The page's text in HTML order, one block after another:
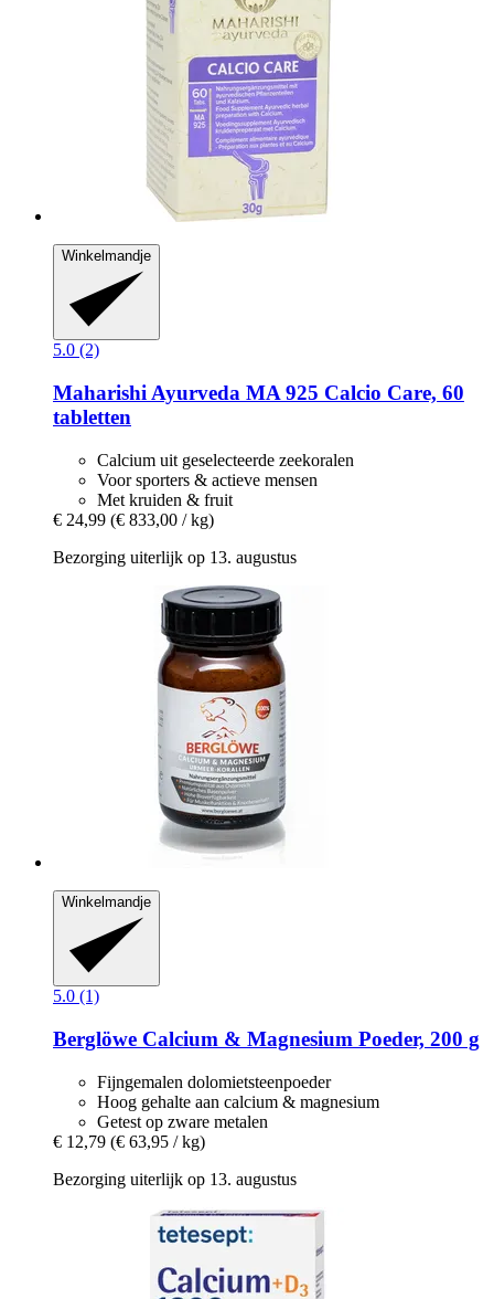
Winkelmandje
5.0 (2)
Maharishi Ayurveda MA 925 Calcio Care, 60
tabletten
Calcium uit geselecteerde zeekoralen
Voor sporters & actieve mensen
Met kruiden & fruit
€ 24,99 (€ 833,00 / kg)
Bezorging uiterlijk op 13. augustus
Winkelmandje
5.0 (1)
Berglöwe Calcium & Magnesium Poeder, 200 g
Fijngemalen dolomietsteenpoeder
Hoog gehalte aan calcium & magnesium
Getest op zware metalen
€ 12,79 (€ 63,95 / kg)
Bezorging uiterlijk op 13. augustus